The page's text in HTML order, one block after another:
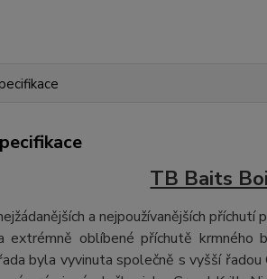
TB Baits
a nejpoužívanějších příchutí
extrémně oblíbené příchutě
byla vyvinuta společně s vyšší